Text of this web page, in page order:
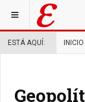
ESTÁ AQUÍ: INICIO